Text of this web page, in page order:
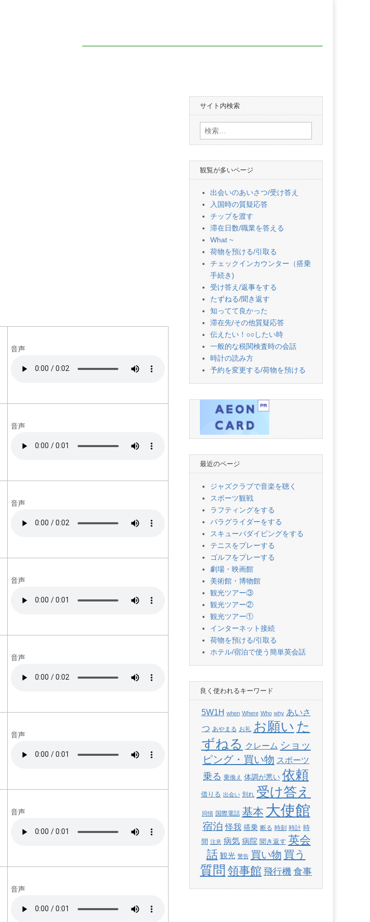
音声
音声
音声
音声
音声
音声
音声
音声
サイト内検索
検
索:
観覧が多いページ
出会いのあいさつ/受け答え
入国時の質疑応答
チップを渡す
滞在日数/職業を答える
What ~
荷物を預ける/引取る
チェックインカウンター（搭乗
手続き)
受け答え/返事をする
たずねる/聞き返す
知ってて良かった
滞在先/その他質疑応答
伝えたい！○○したい時
一般的な税関検査時の会話
時計の読み方
予約を変更する/荷物を預ける
最近のページ
ジャズクラブで音楽を聴く
スポーツ観戦
ラフティングをする
パラグライダーをする
スキューバダイビングをする
テニスをプレーする
ゴルフをプレーする
劇場・映画館
美術館・博物館
観光ツアー③
観光ツアー②
観光ツアー①
インターネット接続
荷物を預ける/引取る
ホテル/宿泊で使う簡単英会話
良く使われるキーワード
5W1H when Where Who why あいさ
つ あやまる お礼 お願い た
ずねる クレーム ショッ
ピング・買い物 スポーツ
乗る 乗換え 体調が悪い 依頼
借りる 出会い 別れ 受け答え
同情 国際電話 基本 大使館
宿泊 怪我 搭乗 断る 時刻 時計 時
間 注意 病気 病院 聞き返す 英会
話 観光 警告 買い物 買う
質問 領事館 飛行機 食事